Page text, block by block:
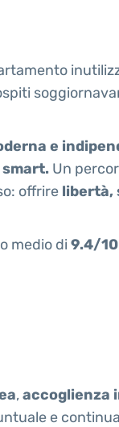
e
Un
offrire libertà,
medio di 9.4/
,accoglienza
e